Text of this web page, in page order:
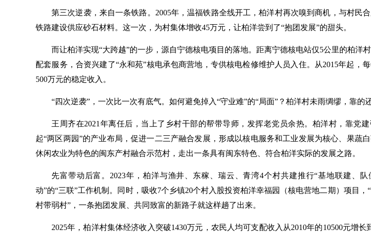
第三次逆袭，来自一条铁路。2005年，温福铁路全线开工，柏洋村再次嗅到商机，与村民
铁路建设供应砂石材料。这一次，为村集体增收45万元，让柏洋尝到了“抱团发展”的甜头。
而让柏洋实现“大跨越”的一步，源自宁德核电项目的落地。距离宁德核电站仅5公里的柏洋
配套服务，合资兴建了“永和苑”核电承包商营地，专供核电检修维护人员入住。从2015年起，
500万元的稳定收入。
“四次逆袭”，一次比一次有底气。如何避免掉入“守业难”的“局面”？柏洋村未雨绸缪，靠的
王周齐在2021年离任后，当上了乡村干部的帮带导师，发挥老党员余热。柏洋村，靠党
起“两区两园”的产业布局，促进一二三产融合发展，形成以核电服务和工业发展为核心、果蔬白
休闲农业为特色的闽东产村融合示范村，走出一条具有闽东特色、符合柏洋实际的发展之路。
先富带动后富。2023年，柏洋与渔井、东稼、瑞云、青湾4个村共建推行“基地联建、队
动”的“三联”工作机制。同时，吸收7个乡镇20个村入股投资柏洋幸福园（核电营地二期）项目，
村带弱村”，一条抱团发展、共同致富的新路子就这样趟了出来。
2025年，柏洋村集体经济收入突破1430万元，农民人均可支配收入从2010年的10500元增长